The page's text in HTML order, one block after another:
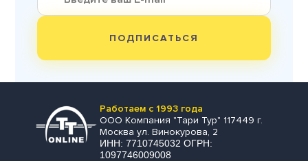
ПОДПИСАТЬСЯ
Работаем с 1993 года
ООО Компания "Тари Тур" 117449 г.
Москва ул. Винокурова, 2
ИНН: 7710745032 ОГРН:
1097746009008